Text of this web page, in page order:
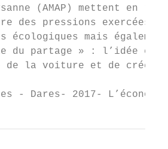
(AMAP) mettent en
des pressions exercées
écologiques mais
du partage » : l’idée
de la voiture et de créer
- Dares- 2017-